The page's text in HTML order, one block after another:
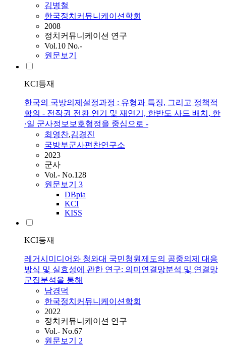
김병철
한국정치커뮤니케이션학회
2008
정치커뮤니케이션 연구
Vol.10 No.-
원문보기
KCI등재
한국의 국방의제설정과정 : 유형과 특징, 그리고 정책적
함의 - 전작권 전환 연기 및 재연기, 한반도 사드 배치, 한
·일 군사정보보호협정을 중심으로 -
최영찬,김경진
국방부군사편찬연구소
2023
군사
Vol.- No.128
원문보기 3
DBpia
KCI
KISS
KCI등재
레거시미디어와 청와대 국민청원제도의 공중의제 대응
방식 및 실효성에 관한 연구: 의미연결망분석 및 연결망
군집분석을 통해
남경덕
한국정치커뮤니케이션학회
2022
정치커뮤니케이션 연구
Vol.- No.67
원문보기 2